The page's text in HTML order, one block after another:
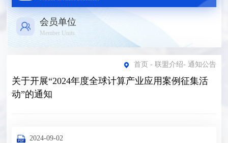
会员单位
Member Units
首页 - 联盟介绍- 通知公告
关于开展“2024年度全球计算产业应用案例征集活
动”的通知
2024-09-02